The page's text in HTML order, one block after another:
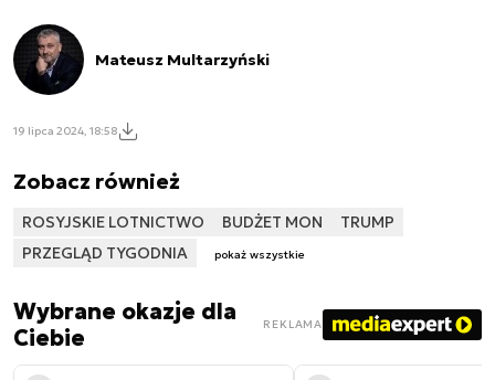
Mateusz Multarzyński
19 lipca 2024, 18:58
Zobacz również
ROSYJSKIE LOTNICTWO BUDŻET MON
TRUMP
PRZEGLĄD TYGODNIA
pokaż wszystkie
Wybrane okazje dla
Ciebie
REKLAMA